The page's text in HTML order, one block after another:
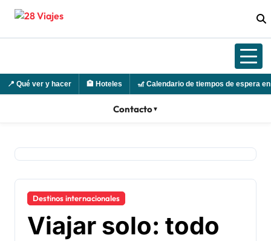
📍 Qué ver y hacer 🏨 Hoteles 🎢 Calendario de tiempos de espera
Contacto▼
Destinos internacionales
Viajar solo: todo